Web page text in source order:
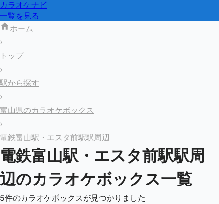
カラオケナビ
一覧を見る
ホーム
›
トップ
›
駅から探す
›
富山県のカラオケボックス
›
電鉄富山駅・エスタ前駅駅周辺
電鉄富山駅・エスタ前駅駅周
辺のカラオケボックス一覧
5件のカラオケボックスが見つかりました